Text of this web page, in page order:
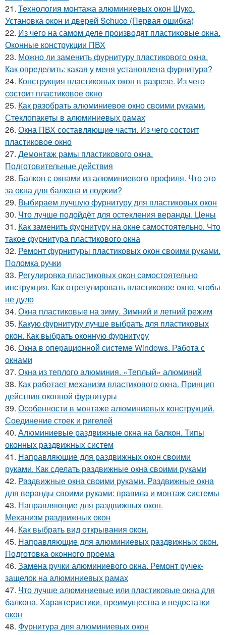
21. Технология монтажа алюминиевых окон Шуко.
Установка окон и дверей Schuco (Первая ошибка)
22. Из чего на самом деле производят пластиковые окна.
Оконные конструкции ПВХ
23. Можно ли заменить фурнитуру пластикового окна.
Как определить: какая у меня установлена фурнитура?
24. Конструкция пластиковых окон в разрезе. Из чего
состоит пластиковое окно
25. Как разобрать алюминиевое окно своими руками.
Стеклопакеты в алюминиевых рамах
26. Окна ПВХ составляющие части. Из чего состоит
пластиковое окно
27. Демонтаж рамы пластикового окна.
Подготовительные действия
28. Балкон с окнами из алюминиевого профиля. Что это
за окна для балкона и лоджии?
29. Выбираем лучшую фурнитуру для пластиковых окон
30. Что лучше подойдёт для остекления веранды. Цены
31. Как заменить фурнитуру на окне самостоятельно. Что
такое фурнитура пластикового окна
32. Ремонт фурнитуры пластиковых окон своими руками.
Поломка ручки
33. Регулировка пластиковых окон самостоятельно
инструкция. Как отрегулировать пластиковое окно, чтобы
не дуло
34. Окна пластиковые на зиму. Зимний и летний режим
35. Какую фурнитуру лучше выбрать для пластиковых
окон. Как выбрать оконную фурнитуру
36. Окна в операционной системе Windows. Работа с
окнами
37. Окна из теплого алюминия. «Теплый» алюминий
38. Как работает механизм пластикового окна. Принцип
действия оконной фурнитуры
39. Особенности в монтаже алюминиевых конструкций.
Соединение стоек и ригелей
40. Алюминиевые раздвижные окна на балкон. Типы
оконных раздвижных систем
41. Направляющие для раздвижных окон своими
руками. Как сделать раздвижные окна своими руками
42. Раздвижные окна своими руками. Раздвижные окна
для веранды своими руками: правила и монтаж системы
43. Направляющие для раздвижных окон.
Механизм раздвижных окон
44. Как выбрать вид открывания окон.
45. Направляющие для алюминиевых раздвижных окон.
Подготовка оконного проема
46. Замена ручки алюминиевого окна. Ремонт ручек-
защелок на алюминиевых рамах
47. Что лучше алюминиевые или пластиковые окна для
балкона. Характеристики, преимущества и недостатки
окон
48. Фурнитура для алюминиевых окон